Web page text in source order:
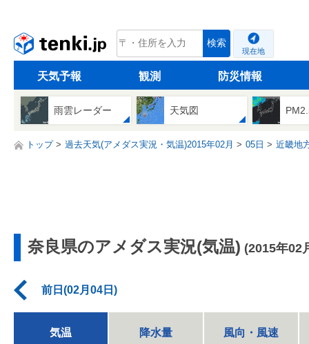
tenki.jp 検索
現在地
天気予報 観測 防災情報
雨雲レーダー 天気図
トップ 過去天気(アメダス実況・気温)2015年02月 05日 近畿地
奈良県のアメダス実況(気温) (2015年02
前日(02月04日)
気温 降水量 風向・風速